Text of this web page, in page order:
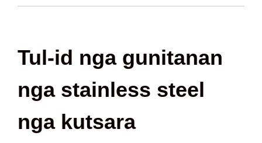
Tul-id nga gunitanan
nga stainless steel
nga kutsara